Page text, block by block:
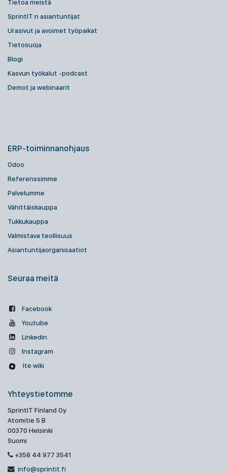
Tietoa meistä
SprintIT:n asiantuntijat
Urasivut ja avoimet työpaikat
Tietosuoja
Blogi
Kasvun työkalut -podcast
Demot ja webinaarit
ERP-toiminnanohjaus
Odoo
Referenssimme
Palvelumme
Vähittäiskauppa
Tukkukauppa
Valmistava teollisuus
Asiantuntijaorganisaatiot
Seuraa meitä
Facebook
Youtube
Linkedin
Instagram
Ite wiki
Yhteystietomme
SprintIT Finland Oy
Atomitie 5 B
00370 Helsinki
Suomi
+358 44 977 3541
info@sprintit.fi